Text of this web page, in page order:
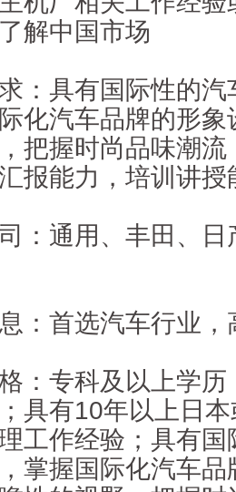
解中国市场
具有国际性的汽
化汽车品牌的形
把握时尚品味潮
报能力，培训讲授
通用、丰田、日
首选汽车行业，
专科及以上学历
具有10年以上日
工作经验；具有
掌握国际化汽车